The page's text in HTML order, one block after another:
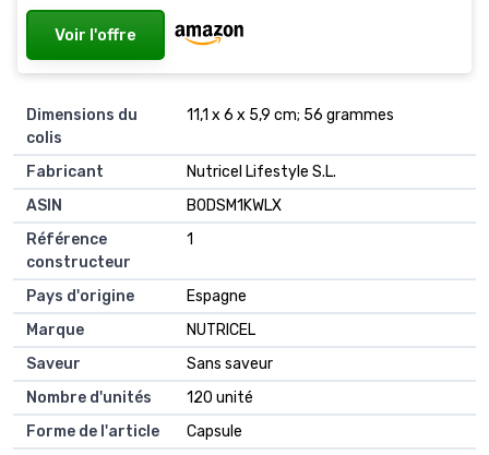
Voir l'offre
Dimensions du
colis
11,1 x 6 x 5,9 cm; 56 grammes
Fabricant
Nutricel Lifestyle S.L.
ASIN
B0DSM1KWLX
Référence
constructeur
1
Pays d'origine
Espagne
Marque
NUTRICEL
Saveur
Sans saveur
Nombre d'unités
120 unité
Forme de l'article
Capsule